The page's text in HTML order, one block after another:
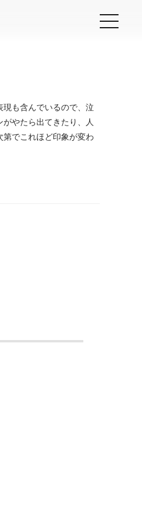
も含んでいるので、泣
やたら出てきたり、人
でこれほど印象が変わ